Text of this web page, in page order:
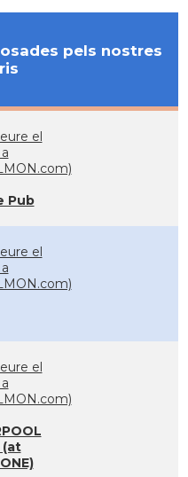
pels nostres
el
Pub
el
el
(at